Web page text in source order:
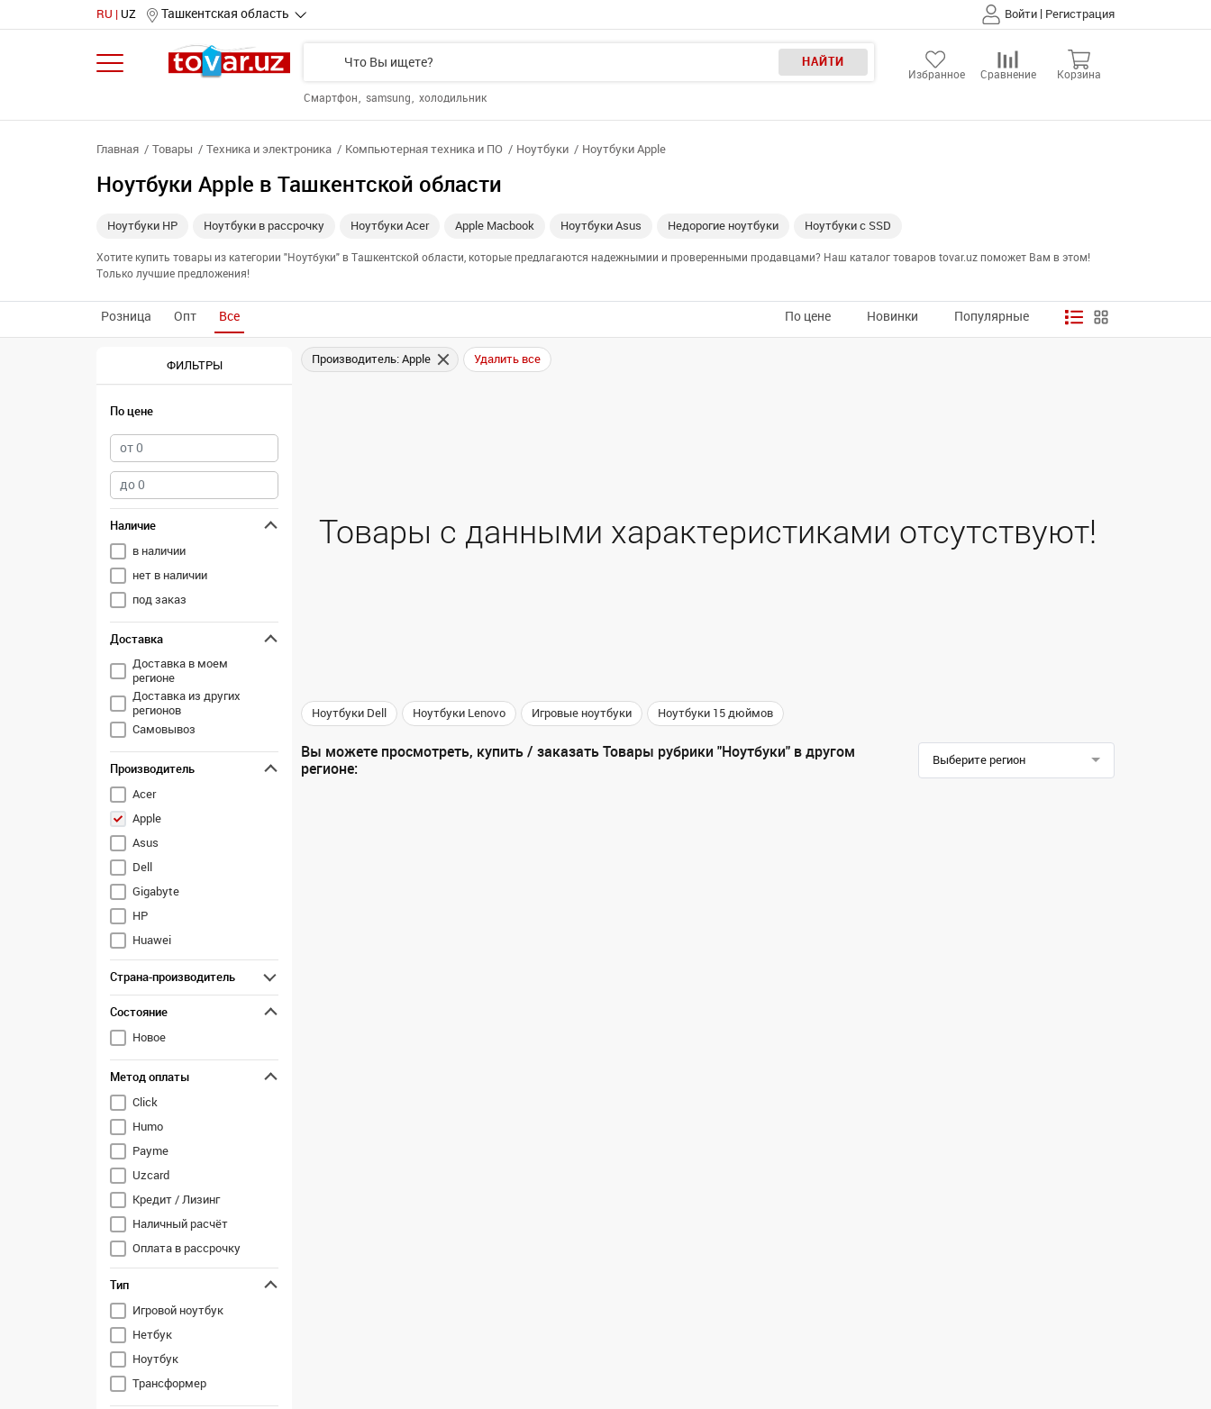
RU UZ Ташкентская область Войти | Регистрация
НАЙТИ
Смартфон samsung холодильник
Избранное Сравнение Корзина
Главная Товары Техника и электроника Компьютерная техника и ПО Ноутбуки Ноутбуки Apple
Ноутбуки Apple в Ташкентской области
Ноутбуки HP Ноутбуки в рассрочку Ноутбуки Acer Apple Macbook Ноутбуки Asus Недорогие ноутбуки Ноутбуки с SSD
Хотите купить товары из категории "Ноутбуки" в Ташкентской области, которые предлагаются надежнымии и проверенными продавцами? Наш каталог товаров tovar.uz поможет Вам в этом!
Только лучшие предложения!
Розница Опт Все По цене Новинки Популярные
ФИЛЬТРЫ
По цене
Наличие
в наличии
нет в наличии
под заказ
Доставка
Доставка в моем
регионе
Доставка из других
регионов
Самовывоз
Производитель
Acer
Apple
Asus
Dell
Gigabyte
HP
Huawei
Lenovo
MSI
Страна-производитель
Состояние
Новое
Метод оплаты
Click
Humo
Payme
Uzcard
Кредит / Лизинг
Наличный расчёт
Оплата в рассрочку
Перечисление
Тип
Игровой ноутбук
Нетбук
Ноутбук
Трансформер
Производитель: Apple Удалить все
Товары с данными характеристиками отсутствуют!
Ноутбуки Dell Ноутбуки Lenovo Игровые ноутбуки Ноутбуки 15 дюймов
Вы можете просмотреть, купить / заказать Товары рубрики "Ноутбуки" в другом
регионе:
Выберите регион